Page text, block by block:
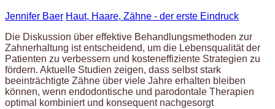
Jennifer Baer Haut, Haare, Zähne - der erste Eindruck
Die Diskussion über effektive Behandlungsmethoden zur
Zahnerhaltung ist entscheidend, um die Lebensqualität der
Patienten zu verbessern und kosteneffiziente Strategien zu
fördern. Aktuelle Studien zeigen, dass selbst stark
beeinträchtigte Zähne über viele Jahre erhalten bleiben
können, wenn endodontische und parodontale Therapien
optimal kombiniert und konsequent nachgesorgt